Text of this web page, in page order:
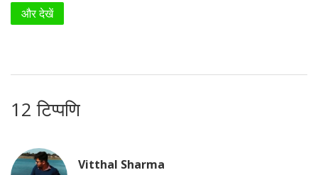
और देखें
12 टिप्पणि
Vitthal Sharma